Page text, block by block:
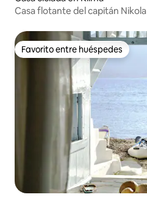
Casa flotante del capitán Nikola
Favorito entre huéspedes
Favorito entre huéspedes